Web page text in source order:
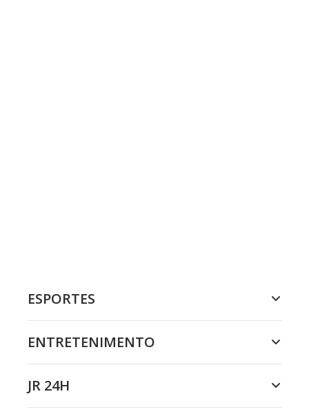
ESPORTES
ENTRETENIMENTO
JR 24H